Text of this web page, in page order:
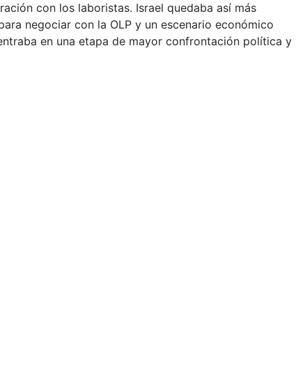
con los laboristas. Israel quedaba así más
negociar con la OLP y un escenario económico
en una etapa de mayor confrontación política y